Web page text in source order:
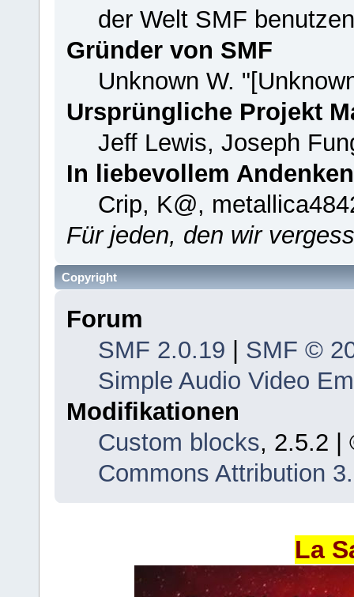
der Welt SMF
Gründer von SMF
Unknown W.
Ursprüngliche Projekt
Jeff Lewis, Joseph
In liebevollem
Crip, K@,
Für jeden, den wir
Copyright
Forum
SMF 2.0.19
SMF ©
Simple Audio Video
Modifikationen
Custom blocks, 2.5.2 |
Commons Attribution
La